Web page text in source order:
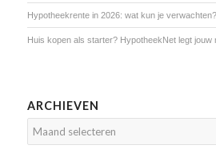
Hypotheekrente in 2026: wat kun je verwachten?
Huis kopen als starter? HypotheekNet legt jouw
ARCHIEVEN